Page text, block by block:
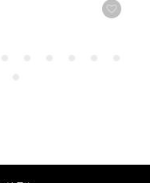
りに登録する お気